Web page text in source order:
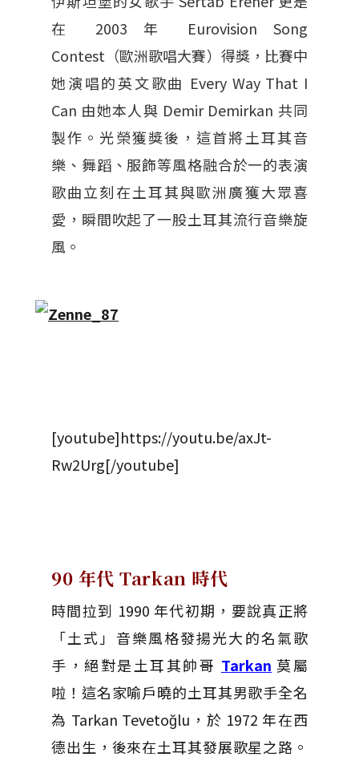
在 2003 年 Eurovision Song
Contest（歐洲歌唱大賽）得獎，比賽中
她演唱的英文歌曲 Every Way That I
Can 由她本人與 Demir Demirkan 共同
製作。光榮獲獎後，這首將土耳其音
樂、舞蹈、服飾等風格融合於一的表演
歌曲立刻在土耳其與歐洲廣獲大眾喜
愛，瞬間吹起了一股土耳其流行音樂旋
風。
[youtube]https://youtu.be/axJt-
Rw2Urg[/youtube]
90 年代 Tarkan 時代
時間拉到 1990 年代初期，要說真正將
「土式」音樂風格發揚光大的名氣歌
手，絕對是土耳其帥哥 Tarkan 莫屬
啦！這名家喻戶曉的土耳其男歌手全名
為 Tarkan Tevetoğlu，於 1972 年在西
德出生，後來在土耳其發展歌星之路。